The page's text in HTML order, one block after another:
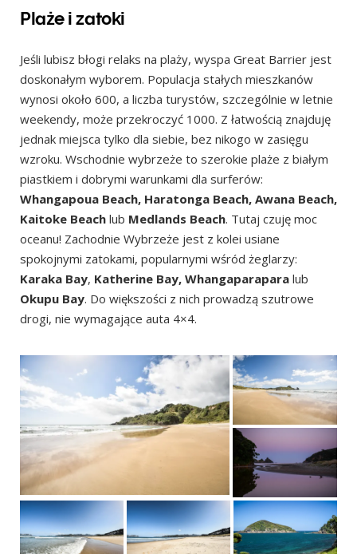
Plaże i zatoki
Jeśli lubisz błogi relaks na plaży, wyspa Great Barrier jest
doskonałym wyborem. Populacja stałych mieszkanów
wynosi około 600, a liczba turystów, szczególnie w letnie
weekendy, może przekroczyć 1000. Z łatwością znajduję
jednak miejsca tylko dla siebie, bez nikogo w zasięgu
wzroku. Wschodnie wybrzeże to szerokie plaże z białym
piastkiem i dobrymi warunkami dla surferów:
Whangapoua Beach, Haratonga Beach, Awana Beach,
Kaitoke Beach lub Medlands Beach. Tutaj czuję moc
oceanu! Zachodnie Wybrzeże jest z kolei usiane
spokojnymi zatokami, popularnymi wśród żeglarzy:
Karaka Bay, Katherine Bay, Whangaparapara lub
Okupu Bay. Do większości z nich prowadzą szutrowe
drogi, nie wymagające auta 4×4.